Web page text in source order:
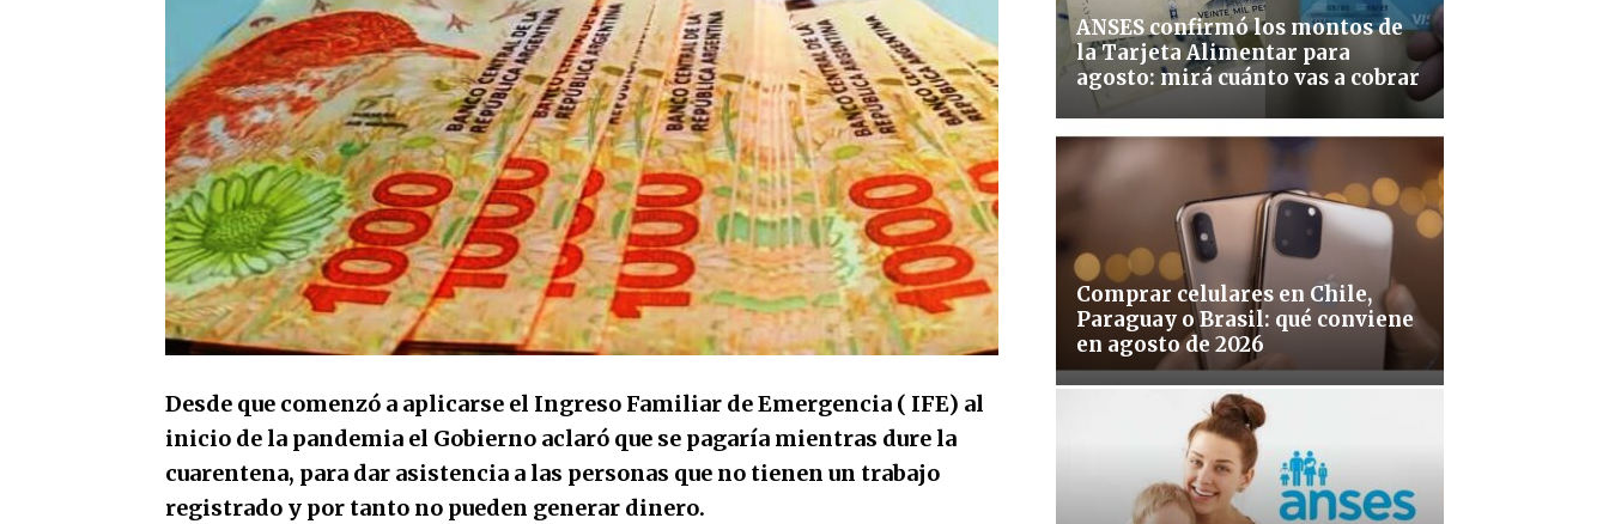
Desde que comenzó a aplicarse el Ingreso Familiar de Emergencia ( IFE) al
inicio de la pandemia el Gobierno aclaró que se pagaría mientras dure la
cuarentena, para dar asistencia a las personas que no tienen un trabajo
registrado y por tanto no pueden generar dinero.
ANSES confirmó los montos de
la Tarjeta Alimentar para
agosto: mirá cuánto vas a cobrar
Comprar celulares en Chile,
Paraguay o Brasil: qué conviene
en agosto de 2026